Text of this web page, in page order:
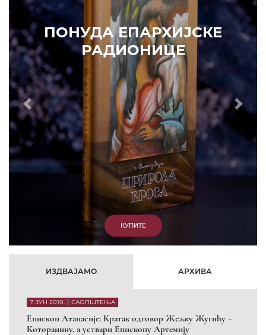
ЕПАРХИЈСКЕ
РАДИОНИЦЕ
КУПИТЕ
Prethodni
ИЗДВАЈАМО АРХИВА
7. ЈУН 2010. САОПШТЕЊА
Eпископ Атанасије: Кратак одговор Жељку Жугићу –
Которанину, а уствари Епископу Артемију